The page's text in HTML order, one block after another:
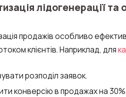
лідогенерації та
продажів особливо
клієнтів. Наприклад, для
розподіл заявок.
конверсію в продажах на 30%.
Написати
Ваше ім'я
Ваше ім'я
Ваше ім'я
Потрібна
допомога
з вибором?